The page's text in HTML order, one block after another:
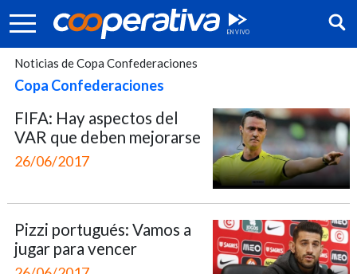
Noticias de Copa Confederaciones
Copa Confederaciones
FIFA: Hay aspectos del
VAR que deben mejorarse
26/06/2017
Pizzi portugués: Vamos a
jugar para vencer